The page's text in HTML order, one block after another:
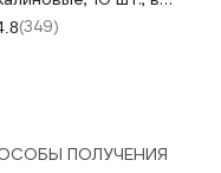
451089
(349)
ПОЛУЧЕНИЯ